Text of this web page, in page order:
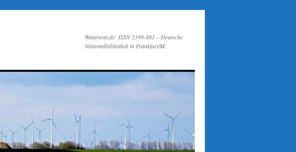
Wattenrat.de: ISSN 2199-881 – Deutsche
Nationalbibliothek in Frankfurt/M.